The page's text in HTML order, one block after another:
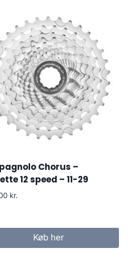
Chorus –
12 speed – 11-29
kr.
Køb her